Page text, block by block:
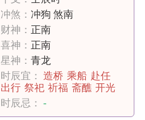
冲煞：冲狗 煞南
财神： 正南
喜神： 正南
星神：青龙
时辰宜： 造桥 乘船 赴任
出行 祭祀 祈福 斋醮 开光
时辰忌： -